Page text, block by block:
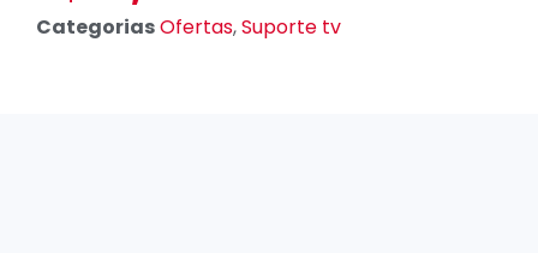
CategoriasOfertas,Suporte tv